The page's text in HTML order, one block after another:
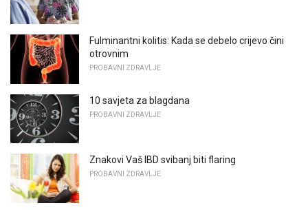
Fulminantni kolitis: Kada se debelo crijevo čini
otrovnim
PROBAVNI ZDRAVLJE
10 savjeta za blagdana
PROBAVNI ZDRAVLJE
Znakovi Vaš IBD svibanj biti flaring
PROBAVNI ZDRAVLJE